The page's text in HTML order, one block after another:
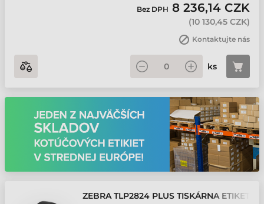
Bez DPH 8 236,14 CZK
(10 130,45 CZK)
Kontaktujte nás
ks
ZEBRA TLP2824 PLUS TISKÁRNA ETIKET